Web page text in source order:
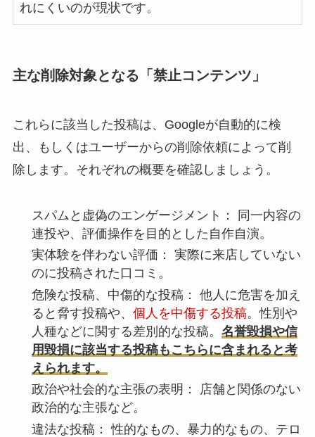
れにくいのが現状です。
主な削除対象となる「禁止コンテンツ」
これらに該当した投稿は、Googleが自動的に検
出、もしくはユーザーからの削除依頼によって削
除します。それぞれの概要を確認しましょう。
スパムと虚偽のエンゲージメント：
同一内容の
連投や、評価操作を目的とした自作自演。
実体験を伴わない評価：
実際に来店していない
のに投稿された口コミ。
危険な投稿、中傷的な投稿：
他人に危害を加え
ると脅す投稿や、 個人を中傷する投稿。性別や
人種などに関する差別的な投稿。 名誉毀損や信
用毀損に該当する投稿もこちらに含まれると考
えられます。
政治や社会的な主張の表明：
店舗と関係のない
政治的な主張など。
違法な投稿： 性的なもの、暴力的なもの、テロ